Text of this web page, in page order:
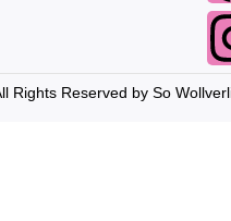
Rights Reserved by So